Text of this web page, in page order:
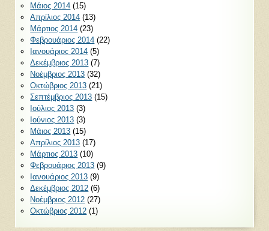
Μάιος 2014 (15)
Απρίλιος 2014 (13)
Μάρτιος 2014 (23)
Φεβρουάριος 2014 (22)
Ιανουάριος 2014 (5)
Δεκέμβριος 2013 (7)
Νοέμβριος 2013 (32)
Οκτώβριος 2013 (21)
Σεπτέμβριος 2013 (15)
Ιούλιος 2013 (3)
Ιούνιος 2013 (3)
Μάιος 2013 (15)
Απρίλιος 2013 (17)
Μάρτιος 2013 (10)
Φεβρουάριος 2013 (9)
Ιανουάριος 2013 (9)
Δεκέμβριος 2012 (6)
Νοέμβριος 2012 (27)
Οκτώβριος 2012 (1)